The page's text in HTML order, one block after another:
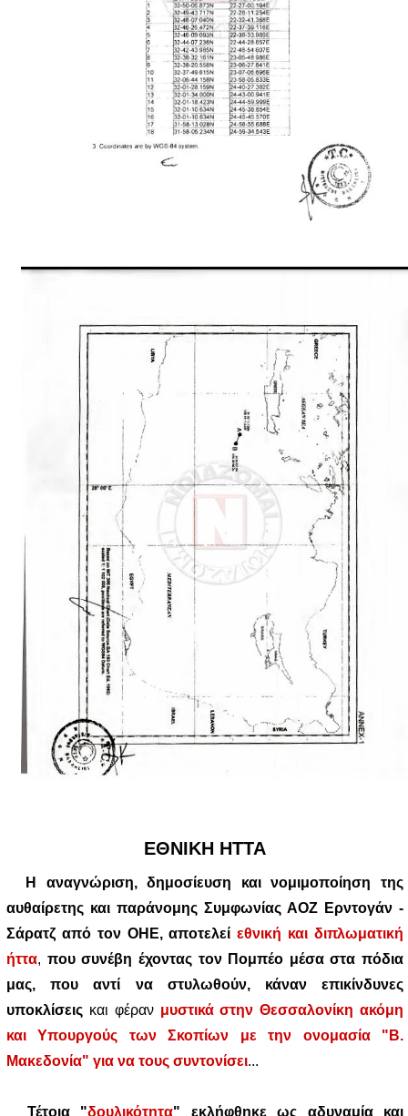
ΕΘΝΙΚΗ ΗΤΤΑ
Η αναγνώριση, δημοσίευση και νομιμοποίηση της
αυθαίρετης και παράνομης Συμφωνίας ΑΟΖ Ερντογάν -
Σάρατζ από τον ΟΗΕ, αποτελείεθνική και διπλωματική
ήττα, που συνέβη έχοντας τον Πομπέο μέσα στα πόδια
μας, που αντί να στυλωθούν, κάναν επικίνδυνες
υποκλίσεις και φέραν μυστικά στην Θεσσαλονίκη ακόμη
και Υπουργούς των Σκοπίων με την ονομασία "Β.
Μακεδονία" για να τους συντονίσει...
Τέτοια "δουλικότητα" εκλήφθηκε ως αδυναμία και